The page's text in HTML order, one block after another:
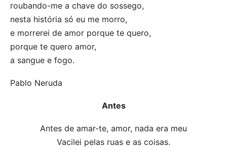
roubando-me a chave do sossego,
nesta história só eu me morro,
e morrerei de amor porque te quero,
porque te quero amor,
a sangue e fogo.
Pablo Neruda
Antes
Antes de amar-te, amor, nada era meu
Vacilei pelas ruas e as coisas.